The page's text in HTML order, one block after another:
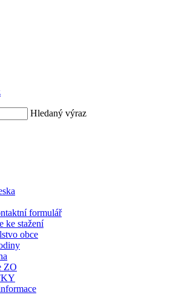
Hledaný výraz
formulář
ke stažení
obce
ZO